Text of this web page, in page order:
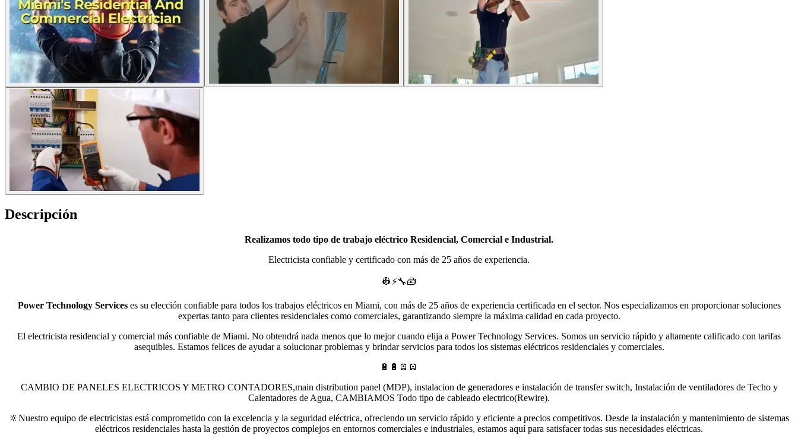
Descripción
Realizamos todo tipo de trabajo eléctrico Residencial, Comercial e Industrial.
Electricista confiable y certificado con más de 25 años de experiencia.
👷⚡🔧🧰
Power Technology Services es su elección confiable para todos los trabajos eléctricos en Miami, con más de 25 años de experiencia certificada en el sector. Nos especializamos en proporcionar soluciones
expertas tanto para clientes residenciales como comerciales, garantizando siempre la máxima calidad en cada proyecto.
El electricista residencial y comercial más confiable de Miami. No obtendrá nada menos que lo mejor cuando elija a Power Technology Services. Somos un servicio rápido y altamente calificado con tarifas
asequibles. Estamos felices de ayudar a solucionar problemas y brindar servicios para todos los sistemas eléctricos residenciales y comerciales.
🔋🔋🪫🪫
CAMBIO DE PANELES ELECTRICOS Y METRO CONTADORES,main distribution panel (MDP), instalacion de generadores e instalación de transfer switch, Instalación de ventiladores de Techo y
Calentadores de Agua, CAMBIAMOS Todo tipo de cableado electrico(Rewire).
🔆Nuestro equipo de electricistas está comprometido con la excelencia y la seguridad eléctrica, ofreciendo un servicio rápido y eficiente a precios competitivos. Desde la instalación y mantenimiento de sistemas
eléctricos residenciales hasta la gestión de proyectos complejos en entornos comerciales e industriales, estamos aquí para satisfacer todas sus necesidades eléctricas.